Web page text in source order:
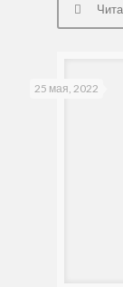
25 мая, 2022